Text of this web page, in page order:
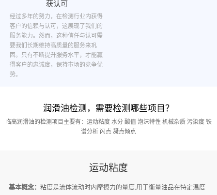
获认可
经过多年的努力，在检测行业内获得
客户的信赖与认可，这展现了我们的
服务能力。然而，这种信任与认可需
要我们长期维持高质量的服务来巩
固。只有不断提升服务水平，才能赢
得客户的忠诚度，保持市场的竞争优
势。
润滑油检测，需要检测哪些项目？
临高润滑油的检测项目主要有：运动粘度 水分 酸值 泡沫特性 机械杂质 污染度 铁
谱分析 闪点 凝点倾点
运动粘度
基本概念： 粘度是流体流动时内摩擦力的量度,用于衡量油品在特定温度